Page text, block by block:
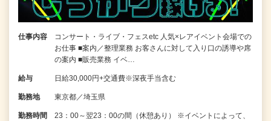
仕事内容
コンサート・ライブ・フェスetc 人気×レアイベント会場での
お仕事 ■案内／整理業務 お客さんに対して入り口の誘導や席
の案内 ■販売業務 イベ…
給与 日給30,000円+交通費※深夜手当含む
勤務地 東京都／埼玉県
勤務時間
23：00～翌23：00の間（休憩あり） ※イベントによって、